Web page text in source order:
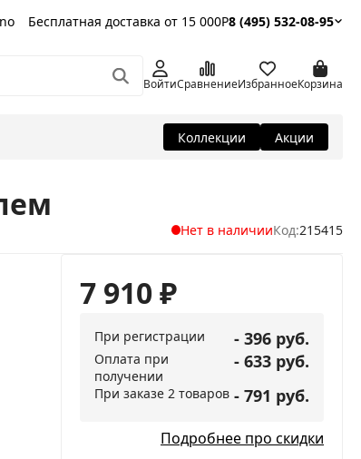
Бесплатная доставка от 15 000Р8 (495) 532-08-95
ВойтиСравнениеИзбранноеКорзина
Коллекции Акции
Нет в наличииКод:215415
7 910₽
При регистрации - 396 руб.
Оплата при
получении
- 633 руб.
При заказе 2 товаров - 791 руб.
Подробнее про скидки